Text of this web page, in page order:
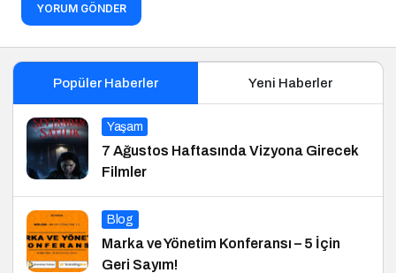
YORUM GÖNDER
Popüler Haberler Yeni Haberler
Yaşam
7 Ağustos Haftasında Vizyona Girecek
Filmler
Blog
Marka ve Yönetim Konferansı – 5 İçin
Geri Sayım!